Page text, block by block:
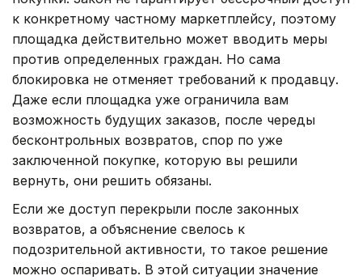
к конкретному частному маркетплейсу, поэтому
площадка действительно может вводить меры
против определенных граждан. Но сама
блокировка не отменяет требований к продавцу.
Даже если площадка уже ограничила вам
возможность будущих заказов, после череды
бесконтрольных возвратов, спор по уже
заключенной покупке, которую вы решили
вернуть, они решить обязаны.
Если же доступ перекрыли после законных
возвратов, а объяснение свелось к
подозрительной активности, то такое решение
можно оспаривать. В этой ситуации значение